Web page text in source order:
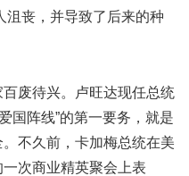
沮丧，并导致了后来的种
废待兴。卢旺达现任总统
国阵线”的第一要务，就是
不久前，卡加梅总统在美
次商业精英聚会上表